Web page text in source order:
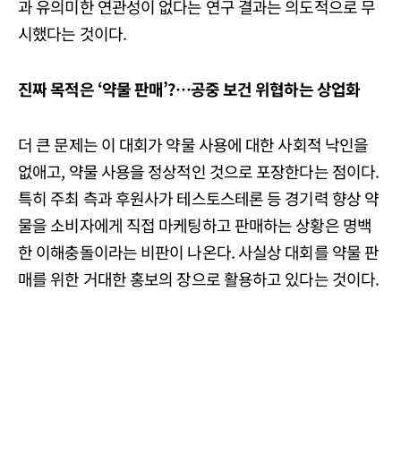
과 유의미한 연관성이 없다는 연구 결과는 의도적으로 무
시했다는 것이다.
진짜 목적은 ‘약물 판매’?…공중 보건 위협하는 상업화
더 큰 문제는 이 대회가 약물 사용에 대한 사회적 낙인을
없애고, 약물 사용을 정상적인 것으로 포장한다는 점이다.
특히 주최 측과 후원사가 테스토스테론 등 경기력 향상 약
물을 소비자에게 직접 마케팅하고 판매하는 상황은 명백
한 이해충돌이라는 비판이 나온다. 사실상 대회를 약물 판
매를 위한 거대한 홍보의 장으로 활용하고 있다는 것이다.